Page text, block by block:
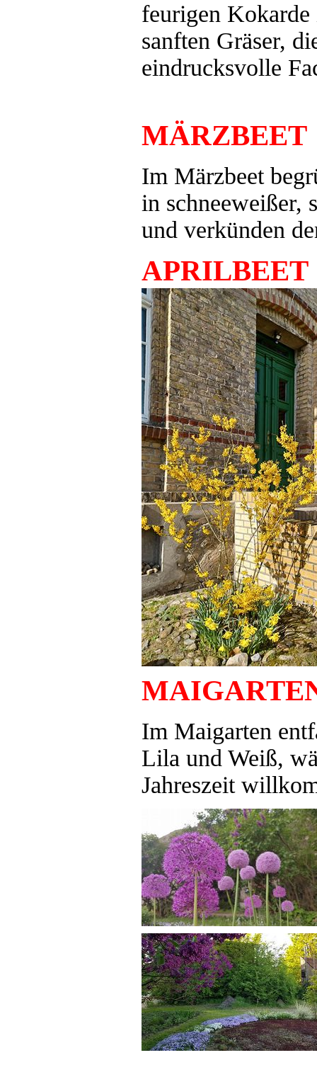
feurigen
sanften Gräser,
eindrucksvolle
MÄRZBEET
Im Märzbeet
in schneeweißer,
und verkünden
APRILBEET
Im Maigarten
Lila und Weiß,
Jahreszeit